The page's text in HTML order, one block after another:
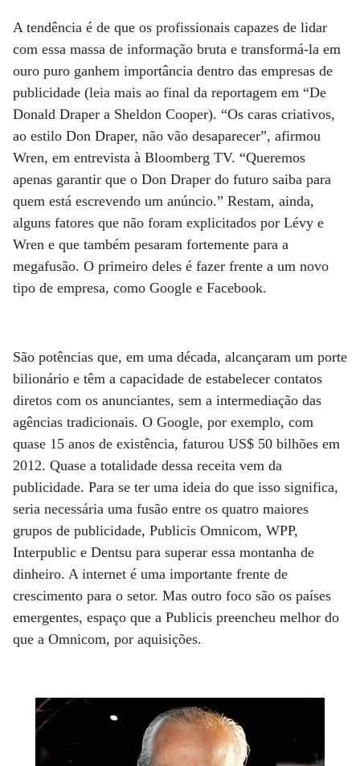
A tendência é de que os profissionais capazes de lidar
com essa massa de informação bruta e transformá-la em
ouro puro ganhem im­­portância dentro das empresas de
publicidade (leia mais ao final da reportagem em “De
Donald Draper a Sheldon Cooper). “Os caras criativos,
ao estilo Don Draper, não vão desaparecer”, afirmou
Wren, em entrevista à Bloomberg TV. “Queremos
apenas garantir que o Don Draper do futuro saiba para
quem está escrevendo um anúncio.” Restam, ainda,
alguns fatores que não foram explicitados por Lévy e
Wren e que também pesaram fortemente para a
megafusão. O primeiro deles é fazer frente a um novo
tipo de empresa, como Google e Facebook.
São potências que, em uma década, alcançaram um porte
bilionário e têm a capacidade de estabelecer contatos
diretos com os anunciantes, sem a intermediação das
agências tradicionais. O Google, por exemplo, com
quase 15 anos de existência, faturou US$ 50 bilhões em
2012. Quase a totalidade dessa receita vem da
publicidade. Para se ter uma ideia do que isso significa,
seria necessária uma fusão entre os quatro maiores
grupos de publicidade, Publicis Omnicom, WPP,
Interpublic e Dentsu para superar essa montanha de
dinheiro. A internet é uma importante frente de
crescimento para o setor. Mas outro foco são os países
emergentes, espaço que a Publicis preencheu melhor do
que a Omnicom, por aquisições.